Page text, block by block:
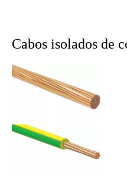
Cabos isolados de